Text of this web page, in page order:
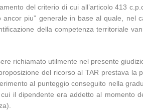
del criterio di cui all’articolo 413
ancor piu” generale in base al quale,
della competenza territoriale
richiamato utilmente nel presente
del ricorso al TAR prestava la
al punteggio conseguito nella
il dipendente era addetto al momento